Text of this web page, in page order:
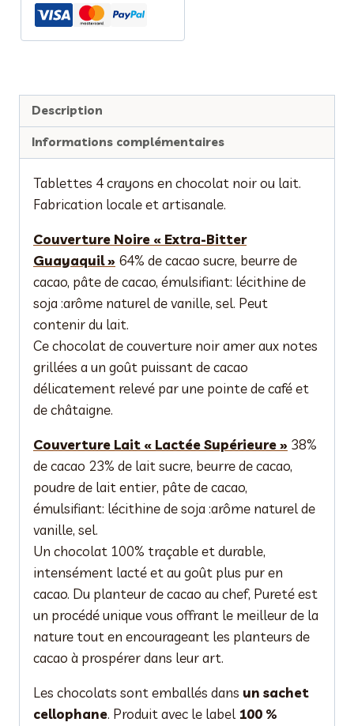
crayons
Description
Informations complémentaires
Tablettes 4 crayons en chocolat noir ou lait.
Fabrication locale et artisanale.
Couverture Noire « Extra-Bitter
Guayaquil » 64% de cacao sucre, beurre de
cacao, pâte de cacao, émulsifiant: lécithine de
soja :arôme naturel de vanille, sel. Peut
contenir du lait.
Ce chocolat de couverture noir amer aux notes
grillées a un goût puissant de cacao
délicatement relevé par une pointe de café et
de châtaigne.
Couverture Lait « Lactée Supérieure » 38%
de cacao 23% de lait sucre, beurre de cacao,
poudre de lait entier, pâte de cacao,
émulsifiant: lécithine de soja :arôme naturel de
vanille, sel.
Un chocolat 100% traçable et durable,
intensément lacté et au goût plus pur en
cacao. Du planteur de cacao au chef, Pureté est
un procédé unique vous offrant le meilleur de la
nature tout en encourageant les planteurs de
cacao à prospérer dans leur art.
Les chocolats sont emballés dans un sachet
cellophane. Produit avec le label 100 %